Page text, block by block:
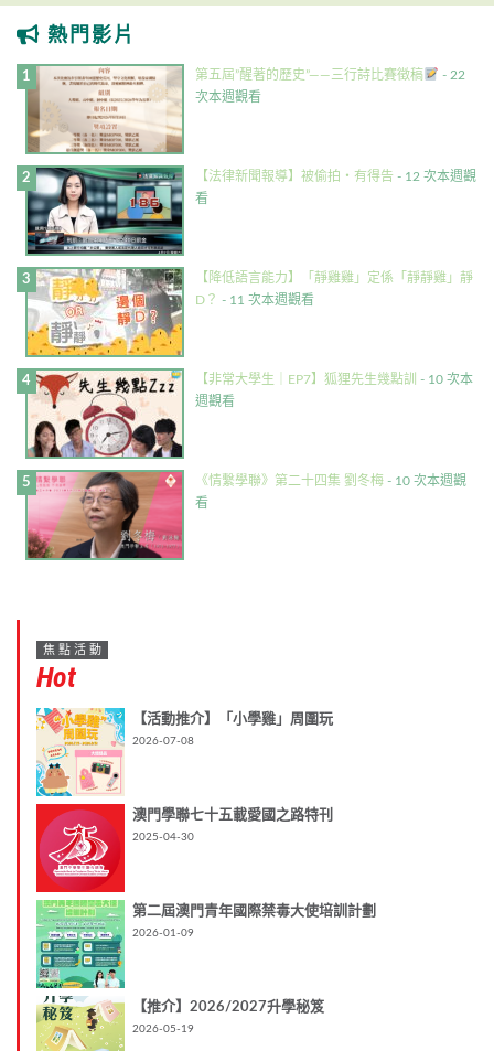
熱門影片
第五屆”醒著的歷史”——三行詩比賽徵稿
- 22
次本週觀看
【法律新聞報導】被偷拍・有得告 - 12 次本週觀
看
【降低語言能力】「靜雞雞」定係「靜靜雞」靜
D？ - 11 次本週觀看
【非常大學生｜EP7】狐狸先生幾點訓 - 10 次本
週觀看
《情繫學聯》第二十四集 劉冬梅 - 10 次本週觀
看
焦點活動
Hot
【活動推介】「小學雞」周圍玩
2026-07-08
澳門學聯七十五載愛國之路特刊
2025-04-30
第二屆澳門青年國際禁毒大使培訓計劃
2026-01-09
【推介】2026/2027升學秘笈
2026-05-19